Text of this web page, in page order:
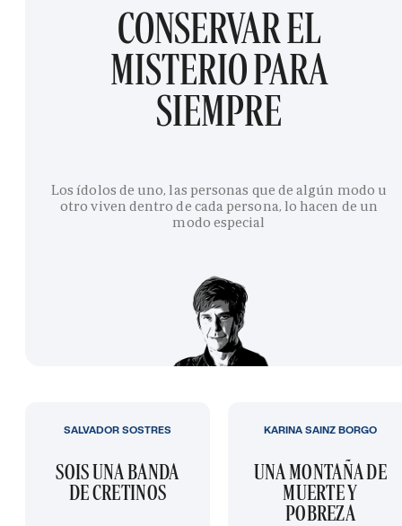
CONSERVAR EL
MISTERIO PARA
SIEMPRE
Los ídolos de uno, las personas que de algún modo u
otro viven dentro de cada persona, lo hacen de un
modo especial
SOIS UNA BANDA
DE CRETINOS
SALVADOR SOSTRES
UNA MONTAÑA DE
MUERTE Y
POBREZA
KARINA SAINZ BORGO